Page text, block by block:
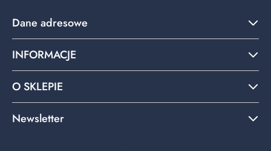
Dane adresowe
INFORMACJE
O SKLEPIE
Newsletter